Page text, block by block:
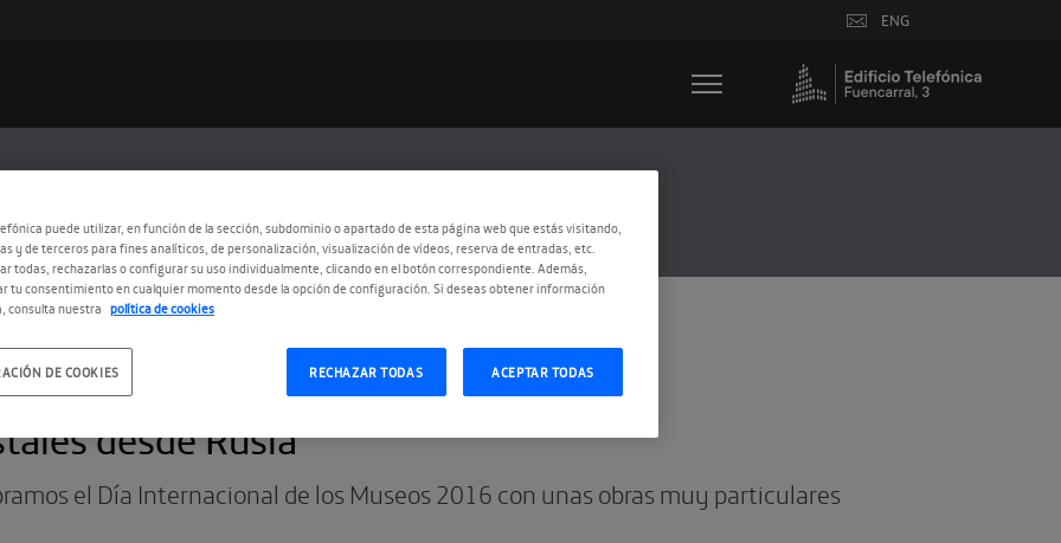
ENG
desde Rusia
el Día Internacional de los Museos 2016 con unas obras muy particulares
puede utilizar, en función de la sección, subdominio o apartado de esta página web que estás visitando,
y de terceros para fines analíticos, de personalización, visualización de vídeos, reserva de entradas, etc.
todas, rechazarlas o configurar su uso individualmente, clicando en el botón correspondiente. Además,
tu consentimiento en cualquier momento desde la opción de configuración. Si deseas obtener información
consulta nuestra política de cookies
RECHAZAR TODAS ACEPTAR TODAS
DE COOKIES